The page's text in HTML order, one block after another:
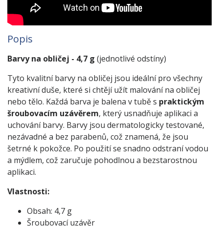
Popis
Barvy na obličej - 4,7 g (jednotlivé odstíny)
Tyto kvalitní barvy na obličej jsou ideální pro všechny
kreativní duše, které si chtějí užít malování na obličej
nebo tělo. Každá barva je balena v tubě s praktickým
šroubovacím uzávěrem, který usnadňuje aplikaci a
uchování barvy. Barvy jsou dermatologicky testované,
nezávadné a bez parabenů, což znamená, že jsou
šetrné k pokožce. Po použití se snadno odstraní vodou
a mýdlem, což zaručuje pohodlnou a bezstarostnou
aplikaci.
Vlastnosti:
Obsah: 4,7 g
Šroubovací uzávěr